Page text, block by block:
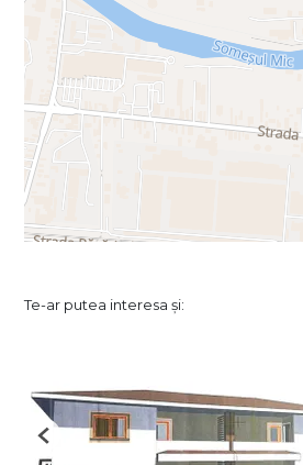
Te-ar putea interesa și:
Previous